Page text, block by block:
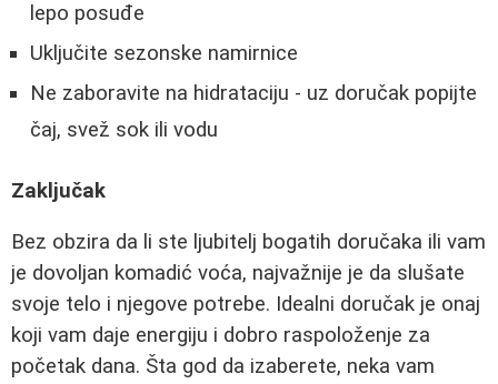
lepo posuđe
Uključite sezonske namirnice
Ne zaboravite na hidrataciju - uz doručak popijte
čaj, svež sok ili vodu
Zaključak
Bez obzira da li ste ljubitelj bogatih doručaka ili vam
je dovoljan komadić voća, najvažnije je da slušate
svoje telo i njegove potrebe. Idealni doručak je onaj
koji vam daje energiju i dobro raspoloženje za
početak dana. Šta god da izaberete, neka vam